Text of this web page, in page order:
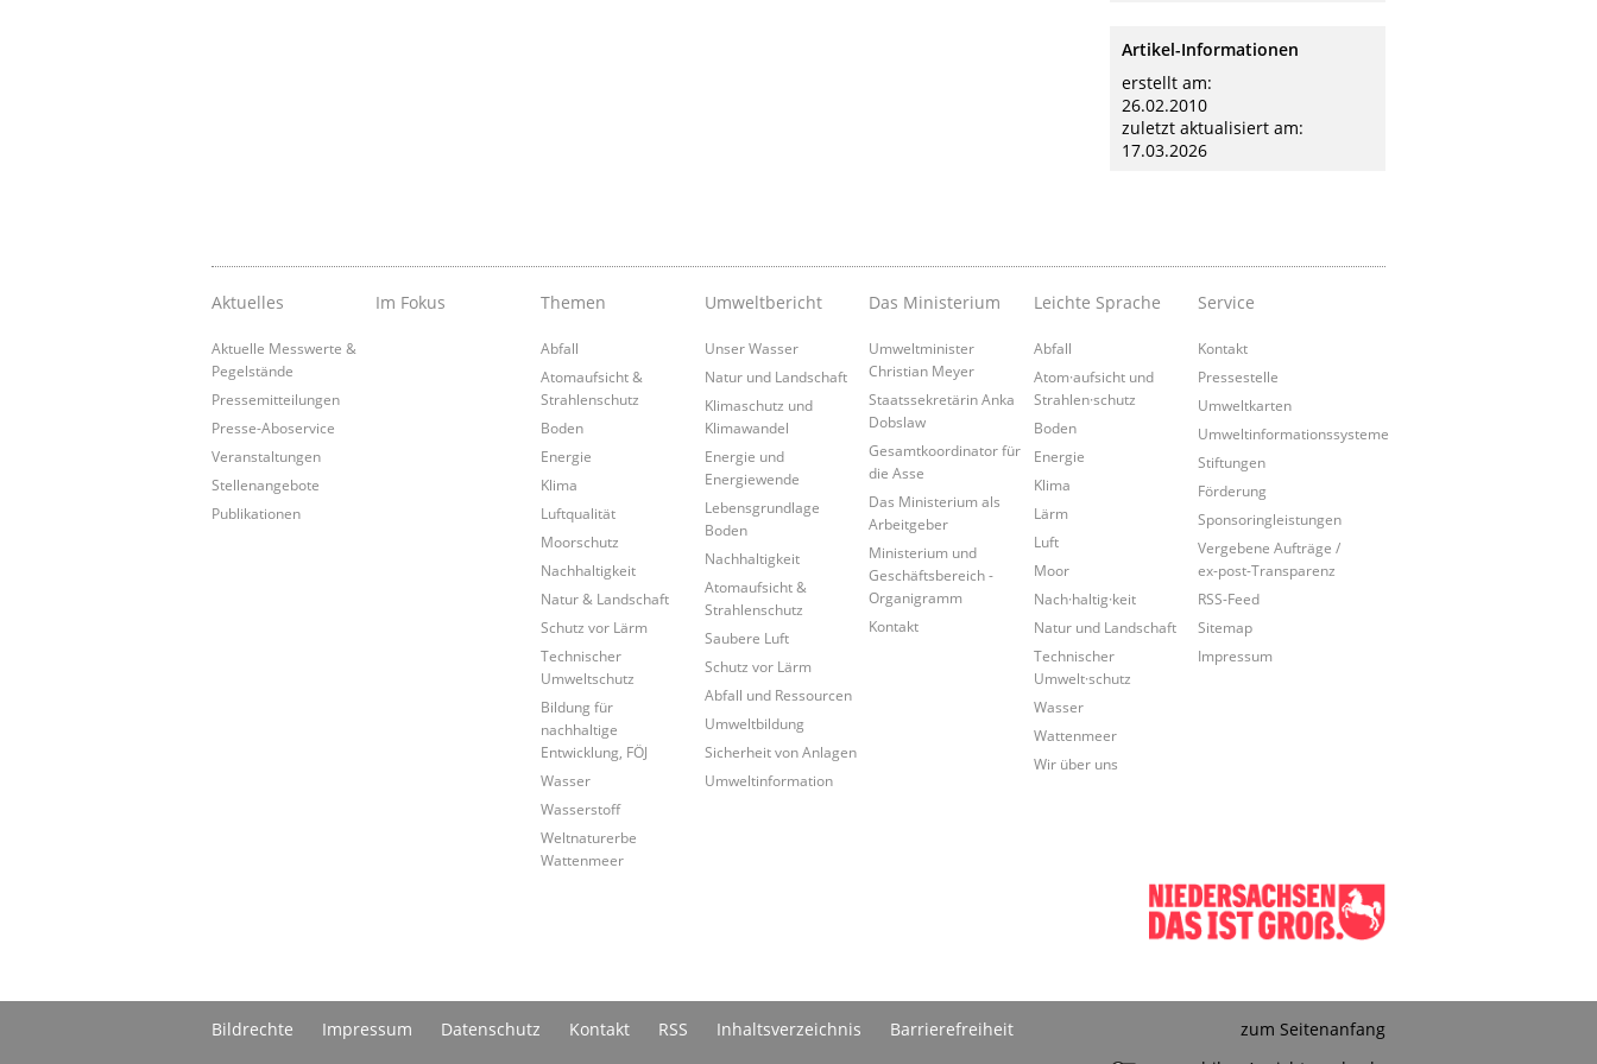
Artikel-Informationen
erstellt am:
26.02.2010
zuletzt aktualisiert am:
17.03.2026
Aktuelles
Aktuelle Messwerte &
Pegelstände
Pressemitteilungen
Presse-Aboservice
Veranstaltungen
Stellenangebote
Publikationen
Im Fokus Themen
Abfall
Atomaufsicht &
Strahlenschutz
Boden
Energie
Klima
Luftqualität
Moorschutz
Nachhaltigkeit
Natur & Landschaft
Schutz vor Lärm
Technischer
Umweltschutz
Bildung für
nachhaltige
Entwicklung, FÖJ
Wasser
Wasserstoff
Weltnaturerbe
Wattenmeer
Umweltbericht
Unser Wasser
Natur und Landschaft
Klimaschutz und
Klimawandel
Energie und
Energiewende
Lebensgrundlage
Boden
Nachhaltigkeit
Atomaufsicht &
Strahlenschutz
Saubere Luft
Schutz vor Lärm
Abfall und Ressourcen
Umweltbildung
Sicherheit von Anlagen
Umweltinformation
Das Ministerium
Umweltminister
Christian Meyer
Staatssekretärin Anka
Dobslaw
Gesamtkoordinator für
die Asse
Das Ministerium als
Arbeitgeber
Ministerium und
Geschäftsbereich -
Organigramm
Kontakt
Leichte Sprache
Abfall
Atom·aufsicht und
Strahlen·schutz
Boden
Energie
Klima
Lärm
Luft
Moor
Nach·haltig·keit
Natur und Landschaft
Technischer
Umwelt·schutz
Wasser
Wattenmeer
Wir über uns
Service
Kontakt
Pressestelle
Umweltkarten
Umweltinformationssysteme
Stiftungen
Förderung
Sponsoringleistungen
Vergebene Aufträge /
ex-post-Transparenz
RSS-Feed
Sitemap
Impressum
Bildrechte Impressum Datenschutz Kontakt RSS Inhaltsverzeichnis Barrierefreiheit
zum Seitenanfang